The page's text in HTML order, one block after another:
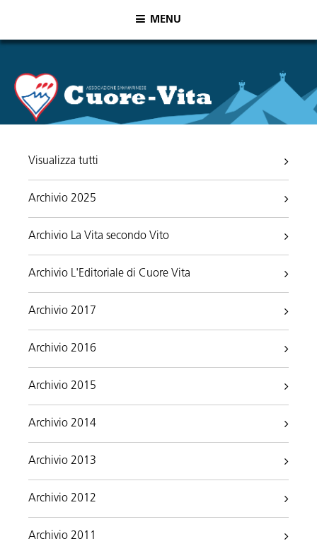
MENU
Visualizza tutti
Archivio 2025
Archivio La Vita secondo Vito
Archivio L'Editoriale di Cuore Vita
Archivio 2017
Archivio 2016
Archivio 2015
Archivio 2014
Archivio 2013
Archivio 2012
Archivio 2011